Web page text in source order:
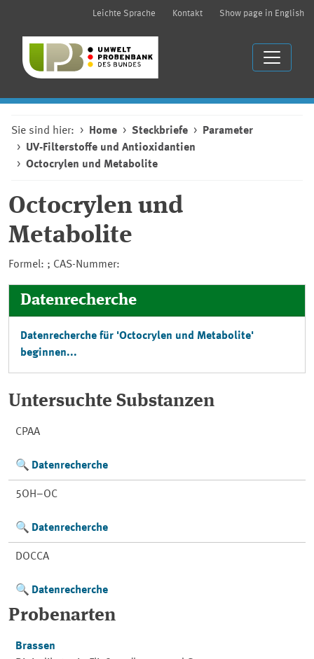
Leichte Sprache Kontakt Show page in English
Sie sind hier: Home Steckbriefe
Parameter
UV-Filterstoffe und Antioxidantien
Octocrylen und Metabolite
Octocrylen und
Metabolite
Formel: ; CAS-Nummer:
Datenrecherche
Datenrecherche für 'Octocrylen und Metabolite'
beginnen...
Untersuchte Substanzen
CPAA
Datenrecherche
5OH−OC
Datenrecherche
DOCCA
Datenrecherche
Probenarten
Brassen